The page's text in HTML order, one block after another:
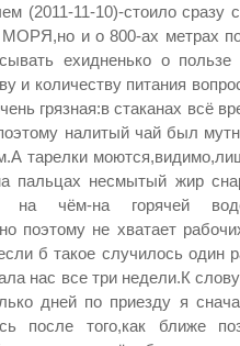
(2011-11-10)-стоило сразу
и о 800-ах метрах
ехидненько о
и количеству питания
грязная:в стаканах всё
налитый чай был
тарелки
пальцах несмытый жир
на чём-на горячей
поэтому не хватает
б такое случилось один
нас все три недели.К
дней по приезду я
после того,как ближе